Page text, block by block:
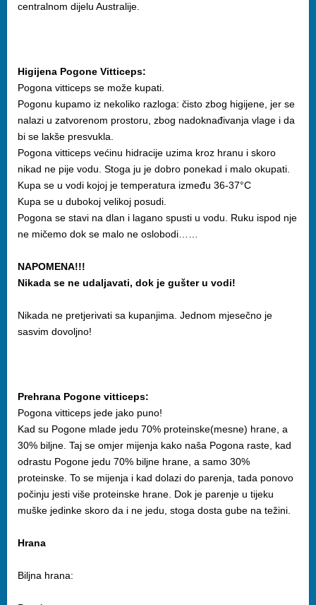
centralnom dijelu Australije.
Higijena Pogone Vitticeps:
Pogona vitticeps se može kupati.
Pogonu kupamo iz nekoliko razloga: čisto zbog higijene, jer se
nalazi u zatvorenom prostoru, zbog nadoknađivanja vlage i da
bi se lakše presvukla.
Pogona vitticeps većinu hidracije uzima kroz hranu i skoro
nikad ne pije vodu. Stoga ju je dobro ponekad i malo okupati.
Kupa se u vodi kojoj je temperatura između 36-37°C
Kupa se u dubokoj velikoj posudi.
Pogona se stavi na dlan i lagano spusti u vodu. Ruku ispod nje
ne mičemo dok se malo ne oslobodi……
NAPOMENA!!!
Nikada se ne udaljavati, dok je gušter u vodi!
Nikada ne pretjerivati sa kupanjima. Jednom mjesečno je
sasvim dovoljno!
Prehrana Pogone vitticeps:
Pogona vitticeps jede jako puno!
Kad su Pogone mlade jedu 70% proteinske(mesne) hrane, a
30% biljne. Taj se omjer mijenja kako naša Pogona raste, kad
odrastu Pogone jedu 70% biljne hrane, a samo 30%
proteinske. To se mijenja i kad dolazi do parenja, tada ponovo
počinju jesti više proteinske hrane. Dok je parenje u tijeku
muške jedinke skoro da i ne jedu, stoga dosta gube na težini.
Hrana
Biljna hrana: